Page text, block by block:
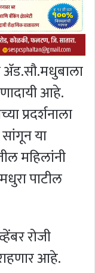
अ‍ॅड.सौ.मधुबाला
आहे.
प्रदर्शनाला
या
महिलांनी
पाटील
रोजी
आहे.